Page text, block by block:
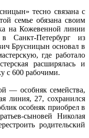
тесно связана с
семье обязана своим
на Кожевенной линии
в Санкт-Петербург из
Брусницын основал в
где работало
расширялась и
с 600 рабочими.
— особняк семейства,
линия, 27, сохранился
особняк приобрел в
сыновей Николая
родительский